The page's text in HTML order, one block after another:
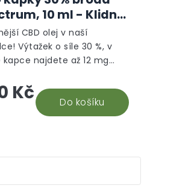
10 ml - Klidný
Kč Do košíku
CBD olej v naší
Výtažek o síle 30 %, v
kapce najdete až 12 mg
odběratelů 30% CBD oleje,
tento...